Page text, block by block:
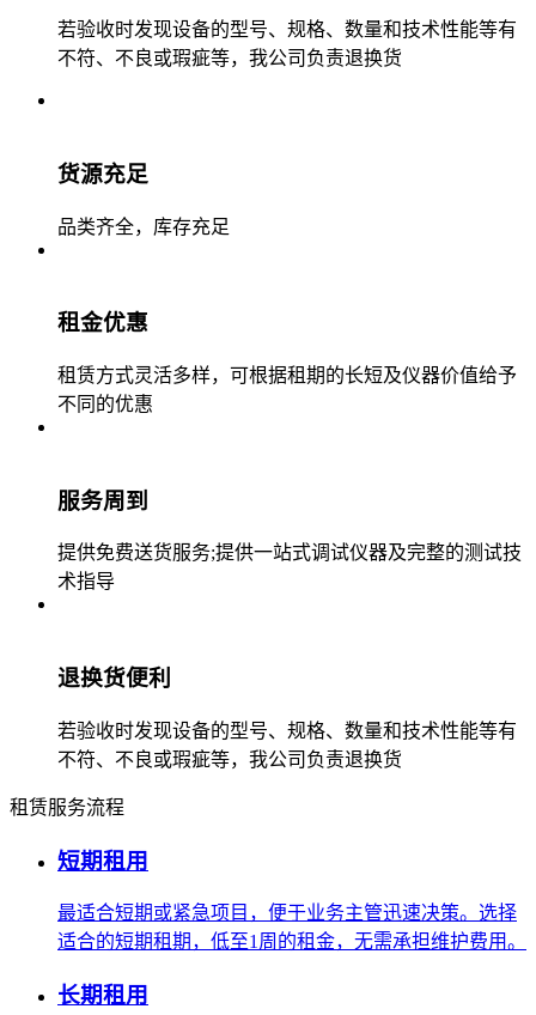
若验收时发现设备的型号、规格、数量和技术性能等有
不符、不良或瑕疵等，我公司负责退换货
货源充足
品类齐全，库存充足
租金优惠
租赁方式灵活多样，可根据租期的长短及仪器价值给予
不同的优惠
服务周到
提供免费送货服务;提供一站式调试仪器及完整的测试技
术指导
退换货便利
若验收时发现设备的型号、规格、数量和技术性能等有
不符、不良或瑕疵等，我公司负责退换货
租赁服务流程
短期租用
最适合短期或紧急项目，便于业务主管迅速决策。选择
适合的短期租期，低至1周的租金，无需承担维护费用。
长期租用